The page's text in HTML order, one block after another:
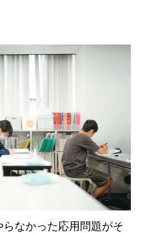
らなかった応用問題がそ